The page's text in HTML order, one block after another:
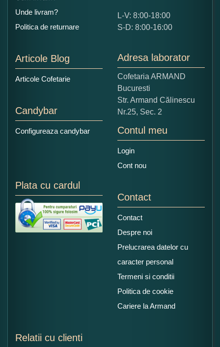
Ce nota acordati acestui produs?
5
Copiati alaturi numarul din imagine:
Unde livram?
Politica de returnare
Articole Blog
Articole Cofetarie
Candybar
Configureaza candybar
L-V: 8:00-18:00
S-D: 8:00-16:00
Adresa laborator
Cofetaria ARMAND
Bucuresti
Str. Armand Călinescu
Nr.25, Sec. 2
Contul meu
Login
Cont nou
Plata cu cardul
Contact
Contact
Despre noi
Prelucrarea datelor cu
caracter personal
Termeni si conditii
Politica de cookie
Cariere la Armand
Relatii cu clienti